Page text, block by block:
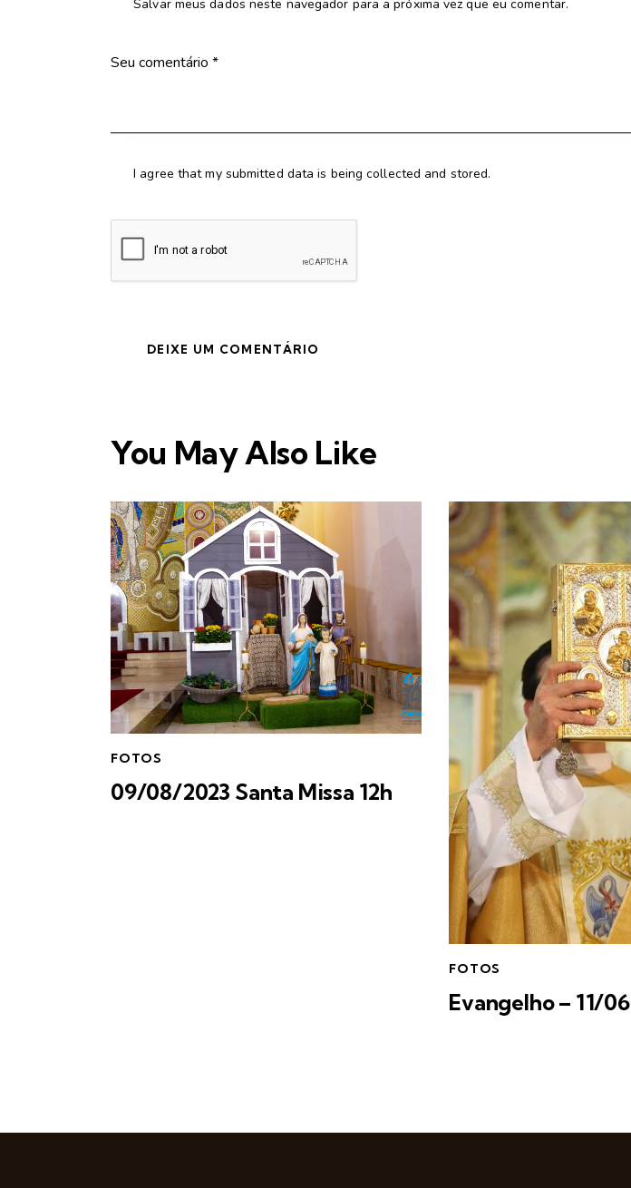
Salvar meus dados neste navegador para a próxima vez que eu comentar.
I agree that my submitted data is being collected and stored.
You May Also Like
FOTOS
09/08/2023 Santa Missa 12h
FOTOS
Evangelho – 11/06